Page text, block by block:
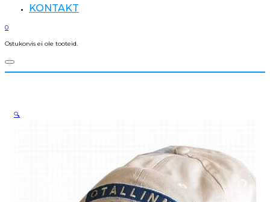
KONTAKT
0
Ostukorvis ei ole tooteid.
🔍